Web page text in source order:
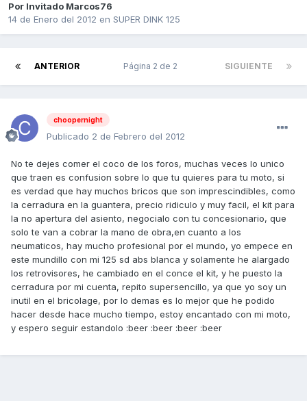
Por Invitado Marcos76
14 de Enero del 2012 en SUPER DINK 125
ANTERIOR SIGUIENTE
Página 2 de 2
choopernight
Publicado 2 de Febrero del 2012
No te dejes comer el coco de los foros, muchas veces lo unico
que traen es confusion sobre lo que tu quieres para tu moto, si
es verdad que hay muchos bricos que son imprescindibles, como
la cerradura en la guantera, precio ridiculo y muy facil, el kit para
la no apertura del asiento, negocialo con tu concesionario, que
solo te van a cobrar la mano de obra,en cuanto a los
neumaticos, hay mucho profesional por el mundo, yo empece en
este mundillo con mi 125 sd abs blanca y solamente he alargado
los retrovisores, he cambiado en el conce el kit, y he puesto la
cerradura por mi cuenta, repito supersencillo, ya que yo soy un
inutil en el bricolage, por lo demas es lo mejor que he podido
hacer desde hace mucho tiempo, estoy encantado con mi moto,
y espero seguir estandolo :beer :beer :beer :beer